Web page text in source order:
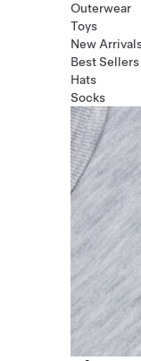
Outerwear
Toys
New
Best Sellers
Hats
Socks